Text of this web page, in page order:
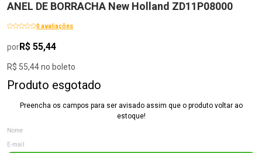
ANEL DE BORRACHA New Holland ZD11P08000
0 avaliações
porR$ 55,44
R$ 55,44 no boleto
Produto esgotado
Preencha os campos para ser avisado assim que o produto voltar ao
estoque!